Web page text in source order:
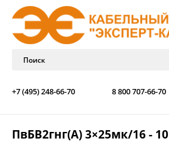
+7 (495) 248-66-70 8 800 707-66-70
ПвБВ2гнг(А) 3×25мк/16 - 10